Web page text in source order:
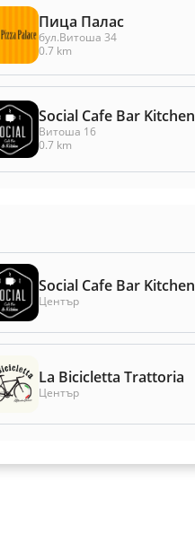
Пица Палас
бул.Витоша 34
0.7 km
Social Cafe Bar Kitchen
Витоша 16
0.7 km
Social Cafe Bar Kitchen
Център
La Bicicletta Trattoria
Център